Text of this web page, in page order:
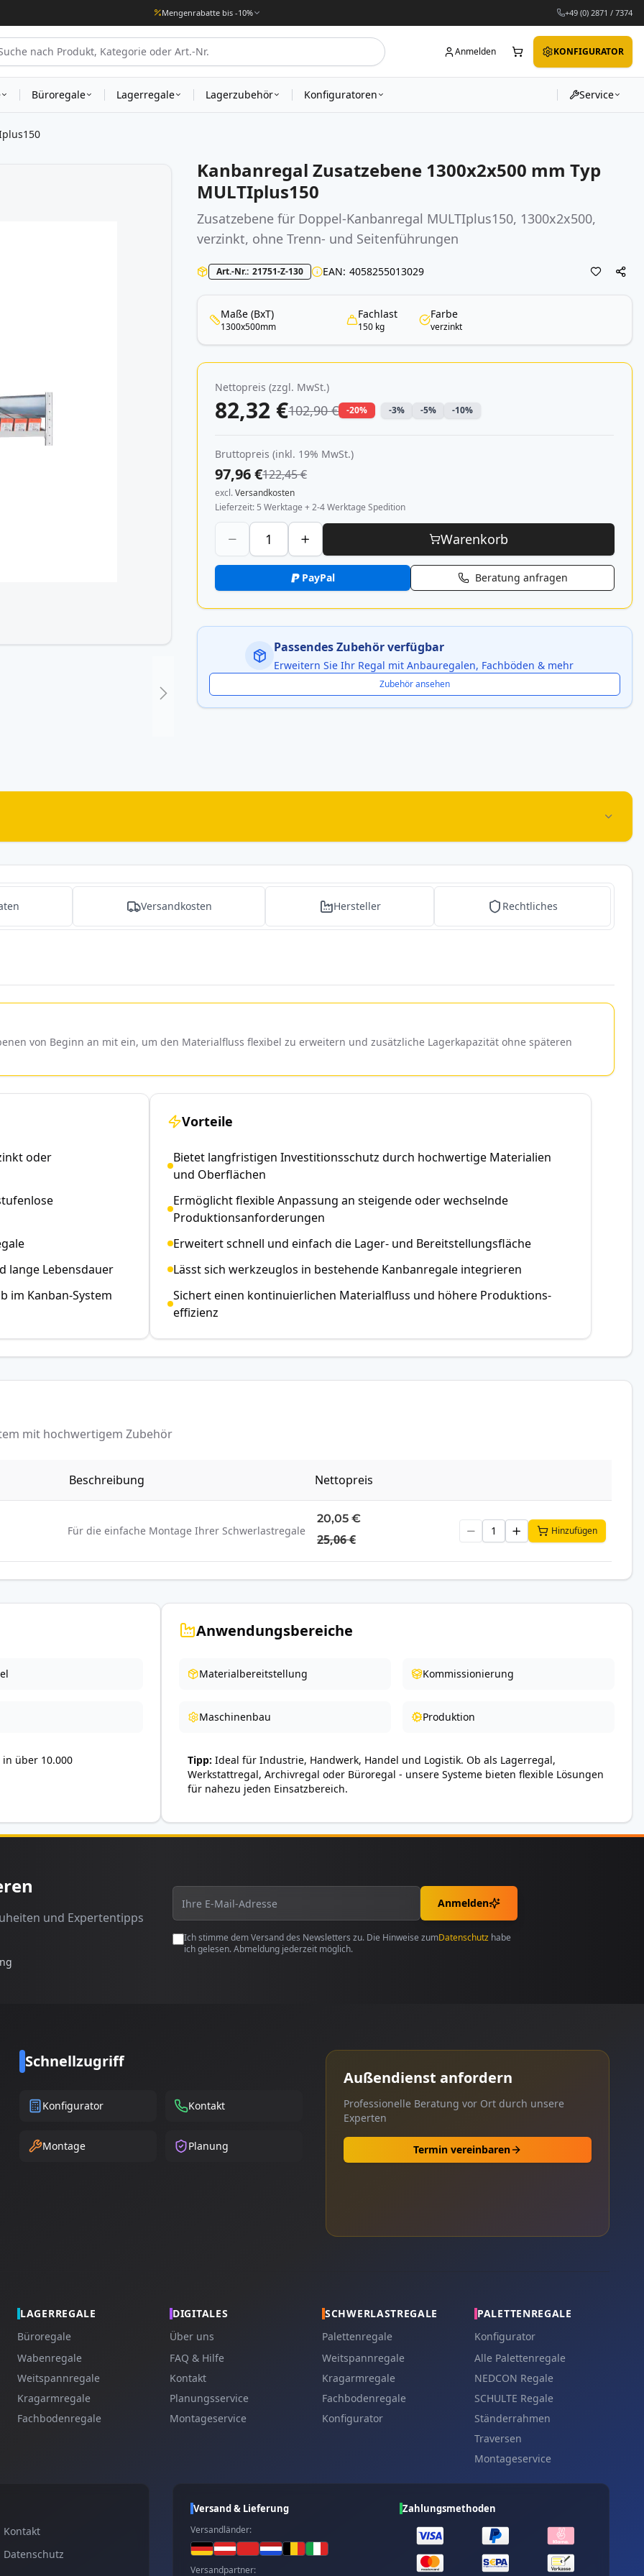
Mengenrabatte bis -10% +49 (0) 2871 / 7374
Anmelden KONFIGURATOR
Büroregale Lagerregale Lagerzubehör Konfiguratoren Service
Kanbanregal Zusatzebene 1300x2x500 mm Typ
MULTIplus150
Zusatzebene für Doppel-Kanbanregal MULTIplus150, 1300x2x500,
verzinkt, ohne Trenn- und Seitenführungen
Art.-Nr. 21751-Z-130 EAN 4058255013029
Maße (BxT)
1300x500mm
Fachlast
150 kg
Farbe
verzinkt
Nettopreis (zzgl. MwSt.)
82,32 €102,90 € -20% -3% -5% -10%
Bruttopreis (inkl. 19% MwSt.)
97,96 €122,45 €
excl.Versandkosten
Lieferzeit 5 Werktage + 2-4 Werktage Spedition
Warenkorb
PayPal Beratung anfragen
Passendes Zubehör verfügbar
Erweitern Sie Ihr Regal mit Anbauregalen, Fachböden & mehr
Zubehör ansehen
Versandkosten Hersteller Rechtliches
von Beginn an mit ein, um den Materialfluss flexibel zu erweitern und zusätzliche Lagerkapazität ohne späteren
oder
lange Lebensdauer
im Kanban-System
Vorteile
Bietet langfristigen Investitionsschutz durch hochwertige Materialien
und Oberflächen
Ermöglicht flexible Anpassung an steigende oder wechselnde
Produktionsanforderungen
Erweitert schnell und einfach die Lager- und Bereitstellungsfläche
Lässt sich werkzeuglos in bestehende Kanbanregale integrieren
Sichert einen kontinuierlichen Materialfluss und höhere Produktions­
effizienz
mit hochwertigem Zubehör
Beschreibung Nettopreis
Für die einfache Montage Ihrer Schwerlastregale
20,05 €
25,06 €
Hinzufügen
über 10.000
Anwendungsbereiche
Materialbereitstellung Kommissionierung
Maschinenbau Produktion
Tipp Ideal für Industrie, Handwerk, Handel und Logistik. Ob als Lagerregal,
Werkstattregal, Archivregal oder Büroregal - unsere Systeme bieten flexible Lösungen
für nahezu jeden Einsatzbereich.
und Expertentipps
Anmelden
Ich stimme dem Versand des Newsletters zu. Die Hinweise zumDatenschutz habe
ich gelesen. Abmeldung jederzeit möglich.
Schnellzugriff
Konfigurator Kontakt
Montage Planung
Außendienst anfordern
Professionelle Beratung vor Ort durch unsere
Experten
Termin vereinbaren
LAGERREGALE
Büroregale
Wabenregale
Weitspannregale
Kragarmregale
Fachbodenregale
DIGITALES
Über uns
FAQ & Hilfe
Kontakt
Planungsservice
Montageservice
SCHWERLASTREGALE
Palettenregale
Weitspannregale
Kragarmregale
Fachbodenregale
Konfigurator
PALETTENREGALE
Konfigurator
Alle Palettenregale
NEDCON Regale
SCHULTE Regale
Ständerrahmen
Traversen
Montageservice
Kontakt
Datenschutz
Versand & Lieferung
Versandländer:
Versandpartner:
Zahlungsmethoden